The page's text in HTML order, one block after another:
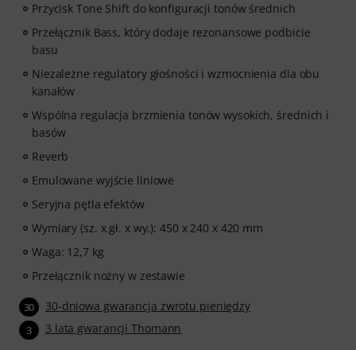
Przycisk Tone Shift do konfiguracji tonów średnich
Przełącznik Bass, który dodaje rezonansowe podbicie
basu
Niezależne regulatory głośności i wzmocnienia dla obu
kanałów
Wspólna regulacja brzmienia tonów wysokich, średnich i
basów
Reverb
Emulowane wyjście liniowe
Seryjna pętla efektów
Wymiary (sz. x gł. x wy.): 450 x 240 x 420 mm
Waga: 12,7 kg
Przełącznik nożny w zestawie
30 30-dniowa gwarancja zwrotu pieniędzy
3 3 lata gwarancji Thomann